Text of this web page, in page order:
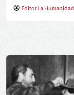
Editor La Humanidad